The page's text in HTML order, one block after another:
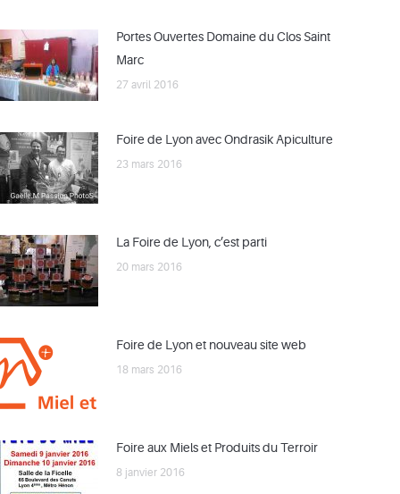
Portes Ouvertes Domaine du Clos Saint
Marc
27 avril 2016
Foire de Lyon avec Ondrasik Apiculture
23 mars 2016
La Foire de Lyon, c’est parti
20 mars 2016
Foire de Lyon et nouveau site web
18 mars 2016
Foire aux Miels et Produits du Terroir
8 janvier 2016